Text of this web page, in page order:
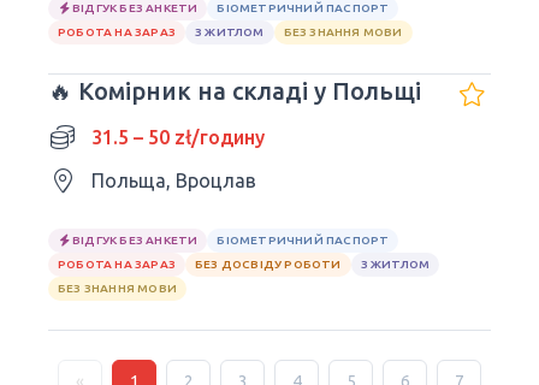
ВІДГУК БЕЗ АНКЕТИ
БІОМЕТРИЧНИЙ ПАСПОРТ
РОБОТА НА ЗАРАЗ
З ЖИТЛОМ БЕЗ ЗНАННЯ МОВИ
🔥 Комірник на складі у Польщі
31.5 – 50 zł/годину
Польща, Вроцлав
ВІДГУК БЕЗ АНКЕТИ
БІОМЕТРИЧНИЙ ПАСПОРТ
РОБОТА НА ЗАРАЗ
БЕЗ ДОСВІДУ РОБОТИ
З ЖИТЛОМ
БЕЗ ЗНАННЯ МОВИ